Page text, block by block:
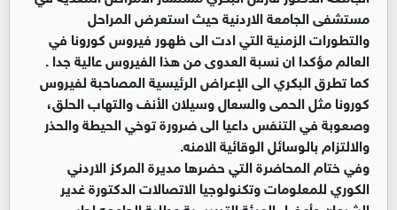
مستشفى الجامعة الاردنية حيث استعرض المراحل
والتطورات الزمنية التي ادت الى ظهور فيروس كورونا في
العالم مؤكدا ان نسبة العدوى من هذا الفيروس عالية جدا .
كما تطرق البكري الى الإعراض الرئيسية المصاحبة لفيروس
كورونا مثل الحمى والسعال وسيلان الأنف والتهاب الحلق،
وصعوبة في التنفس داعيا الى ضرورة توخي الحيطة والحذر
والالتزام بالوسائل الوقائية الامنه.
وفي ختام المحاضرة التي حضرها مديرة المركز الاردني
الكوري للمعلومات وتكنولوجيا الاتصالات الدكتورة غدير